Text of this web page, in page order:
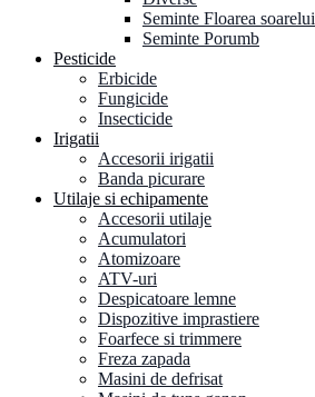
Seminte Floarea soarelui
Seminte Porumb
Pesticide
Erbicide
Fungicide
Insecticide
Irigatii
Accesorii irigatii
Banda picurare
Utilaje si echipamente
Accesorii utilaje
Acumulatori
Atomizoare
ATV-uri
Despicatoare lemne
Dispozitive imprastiere
Foarfece si trimmere
Freza zapada
Masini de defrisat